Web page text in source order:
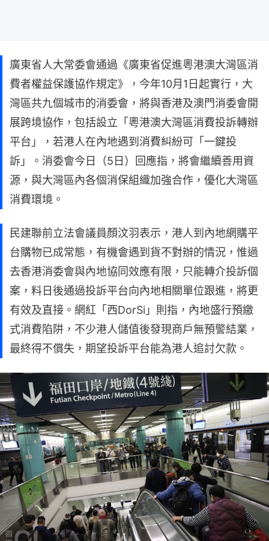
廣東省人大常委會通過《廣東省促進粵港澳大灣區消
費者權益保護協作規定》，今年10月1日起實行，大
灣區共九個城市的消委會，將與香港及澳門消委會開
展跨境協作，包括設立「粵港澳大灣區消費投訴轉辦
平台」，若港人在內地遇到消費糾紛可「一鍵投
訴」。消委會今日（5日）回應指，將會繼續善用資
源，與大灣區內各個消保組織加強合作，優化大灣區
消費環境。
民建聯前立法會議員顏汶羽表示，港人到內地網購平
台購物已成常態，有機會遇到貨不對辦的情況，惟過
去香港消委會與內地協同效應有限，只能轉介投訴個
案，料日後通過投訴平台向內地相關單位跟進，將更
有效及直接。網紅「西DorSi」則指，內地盛行預繳
式消費陷阱，不少港人儲值後發現商戶無預警結業，
最終得不償失，期望投訴平台能為港人追討欠款。